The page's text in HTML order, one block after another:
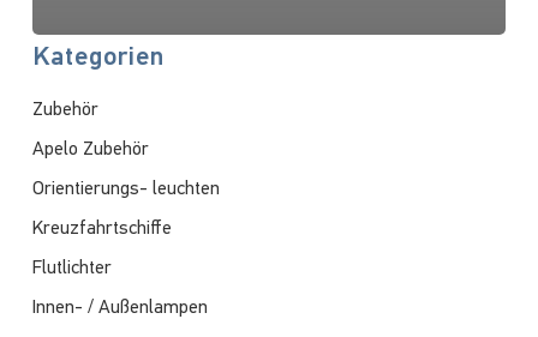
Kategorien
Zubehör
Apelo Zubehör
Orientierungs- leuchten
Kreuzfahrtschiffe
Flutlichter
Innen- / Außenlampen